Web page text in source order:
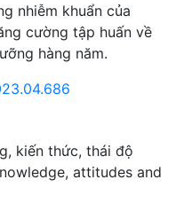
nhiễm khuẩn của
cường tập huấn về
hàng năm.
, kiến thức, thái độ
, attitudes and